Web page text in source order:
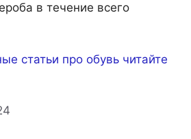
в течение всего
статьи про обувь читайте